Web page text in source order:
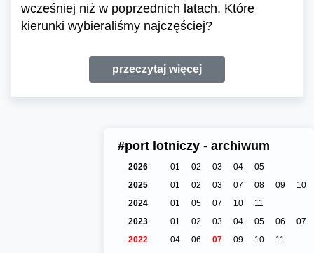
wcześniej niż w poprzednich latach. Które
kierunki wybieraliśmy najczęściej?
przeczytaj więcej
#port lotniczy - archiwum
2026 01 02 03 04
05
2025
01 02 03 07 08 09
10
2024
01 05 07 10
11
2023
01 02 03 04 05 06
07
2022
04 06 07 09 10 11